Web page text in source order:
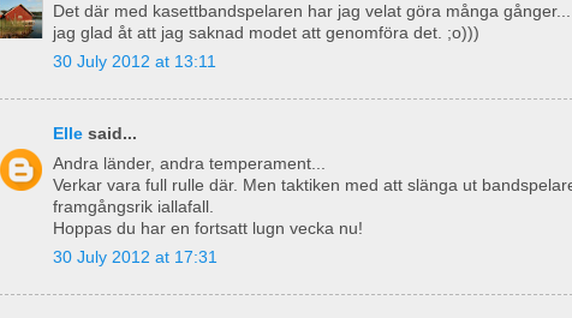
Det där med kasettbandspelaren har jag velat göra många
jag glad åt att jag saknad modet att genomföra det. ;o)))
30 July 2012 at 13:11
Elle said...
Andra länder, andra temperament...
Verkar vara full rulle där. Men taktiken med att slänga ut
framgångsrik iallafall.
Hoppas du har en fortsatt lugn vecka nu!
30 July 2012 at 17:31